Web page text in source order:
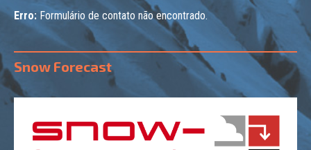
Erro: Formulário de contato não encontrado.
Snow Forecast